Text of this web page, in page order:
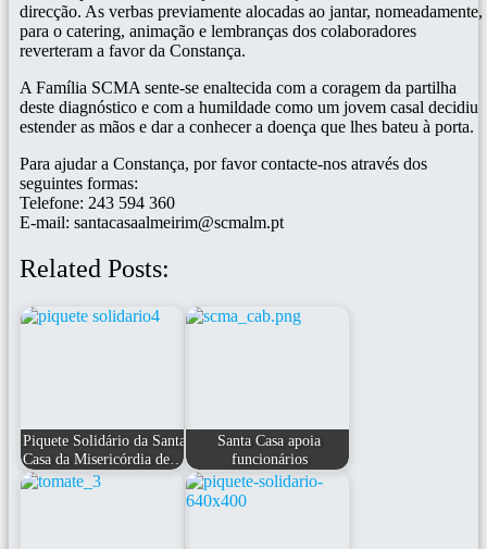
direcção. As verbas previamente alocadas ao jantar, nomeadamente,
para o catering, animação e lembranças dos colaboradores
reverteram a favor da Constança.
A Família SCMA sente-se enaltecida com a coragem da partilha
deste diagnóstico e com a humildade como um jovem casal decidiu
estender as mãos e dar a conhecer a doença que lhes bateu à porta.
Para ajudar a Constança, por favor contacte-nos através dos
seguintes formas:
Telefone: 243 594 360
E-mail: santacasaalmeirim@scmalm.pt
Related Posts:
Piquete Solidário da Santa
Casa da Misericórdia de…
Santa Casa apoia
funcionários